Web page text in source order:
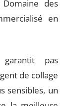
des
en
pas
de collage
sensibles, un